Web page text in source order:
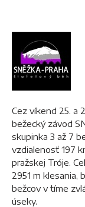
Cez víkend 25. a
bežecký závod
skupinka 3 až 7
vzdialenosť 197
pražskej Tróje.
2951 m klesania,
bežcov v tíme
úseky.